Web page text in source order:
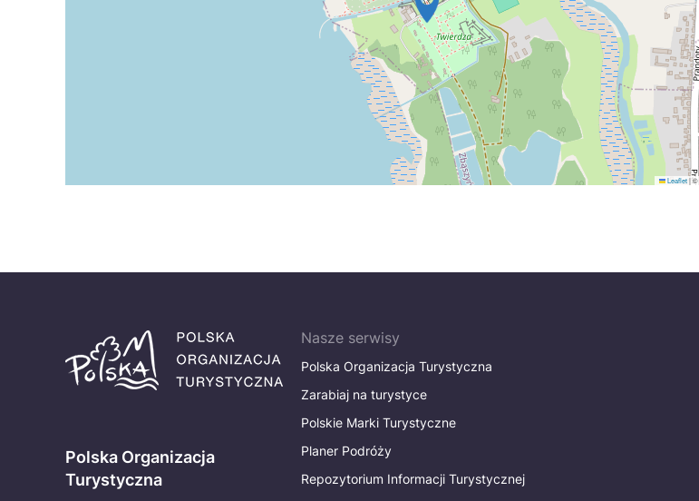
Leaflet|©
Polska Organizacja
Turystyczna
Nasze serwisy
Polska Organizacja Turystyczna
Zarabiaj na turystyce
Polskie Marki Turystyczne
Planer Podróży
Repozytorium Informacji Turystycznej